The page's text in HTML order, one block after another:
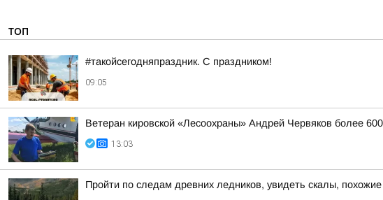
ТОП
#такойсегодняпраздник. С праздником!
09:05
Ветеран кировской «Лесоохраны» Андрей Червяков более
13:03
Пройти по следам древних ледников, увидеть скалы,